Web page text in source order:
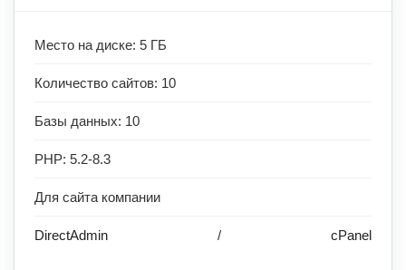
Место на диске: 5 ГБ
Количество сайтов: 10
Базы данных: 10
PHP: 5.2-8.3
Для сайта компании
DirectAdmin / cPanel